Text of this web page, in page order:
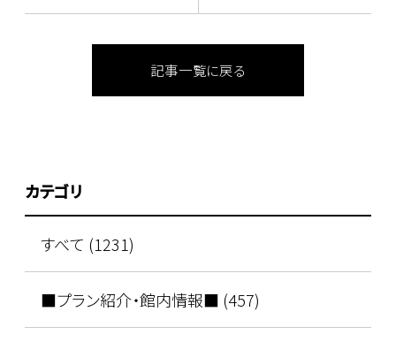
記事一覧に戻る
カテゴリ
すべて (1231)
■プラン紹介・館内情報■ (457)